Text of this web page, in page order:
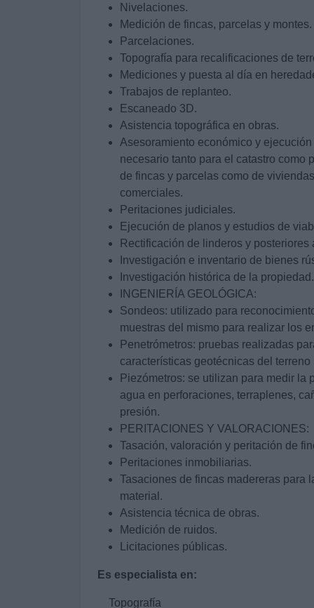
Nivelaciones.
Medición de fincas, parcelas y montes.
Parcelaciones.
Topografía para recalificaciones de
Mediciones y puesta al día en
Trabajos de replanteo.
Escaneado 3D.
Asistencia topográfica en obras.
Asesoramiento económico y
necesario tanto para el catastro como
de fincas y parcelas como de
comerciales.
Peritaciones judiciales.
Ejecución de planos y estudios de
Rectificación de linderos y posteriores
Investigación e inventario de bienes
Investigación histórica de la propiedad.
INGENIERÍA GEOLÓGICA:
Sondeos: utilizado para
muestras del mismo para realizar los
Penetrómetros: pruebas realizadas
características geotécnicas del
Piezómetros: se utilizan para medir la
agua en perforaciones, terraplenes,
presión.
PERITACIONES Y VALORACIONES:
Tasación, valoración y peritación de
Peritaciones inmobiliarias.
Tasaciones de fincas madereras para
material.
Asistencia técnica de obras.
Medición de ruidos.
Licitaciones públicas.
Es especialista en:
Topografía